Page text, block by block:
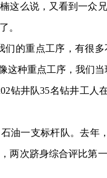
这么说，又看到一众
。
们的重点工序，有很
这种重点工序，我们
钻井队35名钻井工人
油一支标杆队。去年
两次跻身综合评比第